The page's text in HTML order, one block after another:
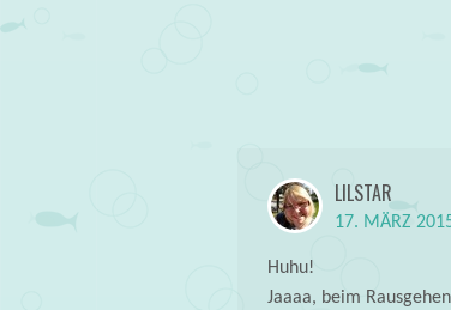
LILSTAR
17. MÄRZ
Huhu!
Jaaaa, beim